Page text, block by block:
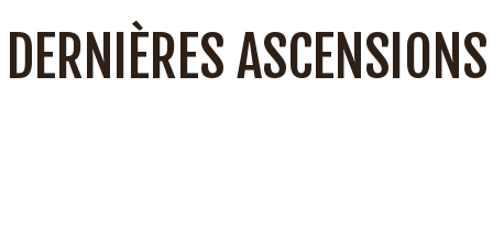
DERNIÈRES ASCENSIONS